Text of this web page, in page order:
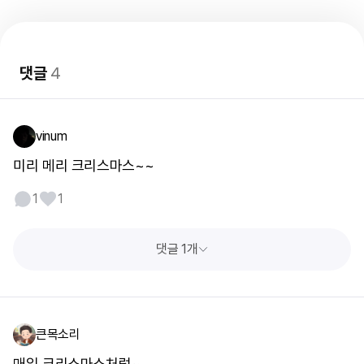
댓글4
vinum
미리 메리 크리스마스~~
1 1
댓글 1개
큰목소리